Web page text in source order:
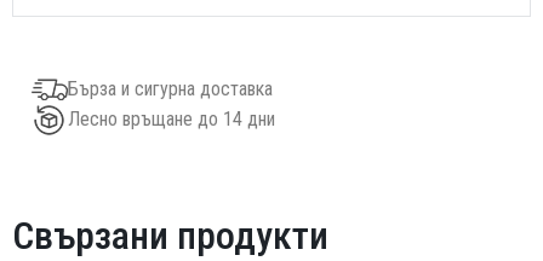
Бърза и сигурна доставка
Лесно връщане до 14 дни
Свързани продукти